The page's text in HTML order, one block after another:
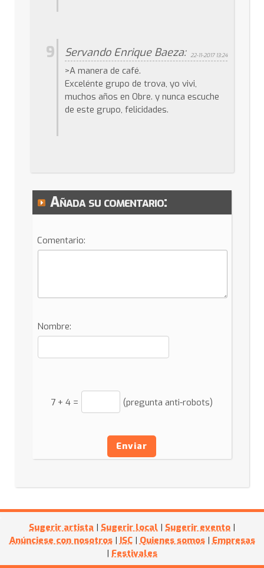
9 Servando Enrique Baeza: 22-11-2017 13:24
>A manera de café.
Excelénte grupo de trova, yo vivi,
muchos años en Obre. y nunca escuche
de este grupo, felicidades.
Añada su comentario:
Comentario:
Nombre:
7 +4 = (pregunta anti-robots)
Enviar
Sugerir artista | Sugerir local | Sugerir evento |
Anúnciese con nosotros | ISC | Quienes somos | Empresas
| Festivales